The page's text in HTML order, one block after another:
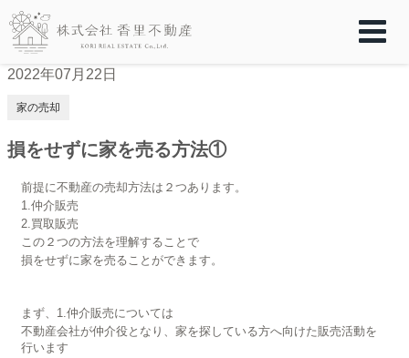
2022年07月22日
家の売却
損をせずに家を売る方法①
前提に不動産の売却方法は２つあります。
1.仲介販売
2.買取販売
この２つの方法を理解することで
損をせずに家を売ることができます。
まず、1.仲介販売については
不動産会社が仲介役となり、家を探している方へ向けた販売活動を
行います